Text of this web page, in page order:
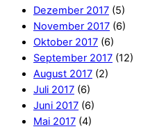
Dezember 2017 (5)
November 2017 (6)
Oktober 2017 (6)
September 2017 (12)
August 2017 (2)
Juli 2017 (6)
Juni 2017 (6)
Mai 2017 (4)